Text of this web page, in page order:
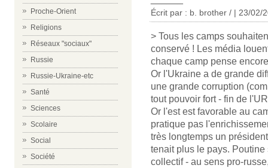
Proche-Orient
Religions
Réseaux "sociaux"
Russie
Russie-Ukraine-etc
Santé
Sciences
Scolaire
Social
Société
Écrit par : b. brother / | 23/02/
> Tous les camps
conservé ! Les média
chaque camp pense
Or l'Ukraine a de grande
une grande corruption
tout pouvoir fort - fin de
Or l'est est favorable au
pratique pas
très longtemps un
tenait plus le pays.
collectif - au sens pro-